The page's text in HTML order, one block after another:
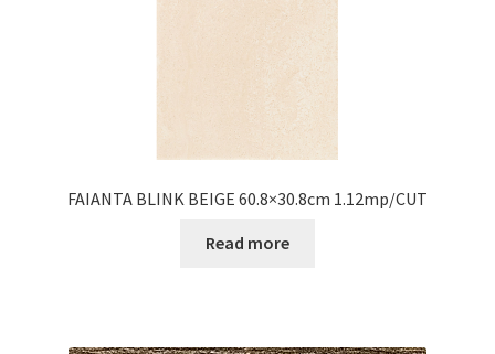
FAIANTA BLINK BEIGE 60.8×30.8cm 1.12mp/CUT
Read more